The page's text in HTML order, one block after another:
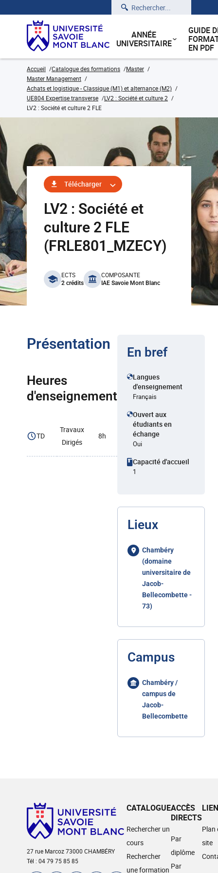
Rechercher
ANNÉE
UNIVERSITAIRE
GUIDE
EN PDF
Accueil Catalogue des formations
Master
Master Management
Achats et logistique - Classique (M1) et alternance (M2)
UE804 Expertise transverse
LV2 : Société et culture 2
LV2 : Société et culture 2 FLE
Télécharger
LV2 : Société et
culture 2 FLE
(FRLE801_MZECY)
benefits
ECTS
2 crédits
COMPOSANTE
IAE Savoie Mont Blanc
Présentation
Heures
d'enseignement
TD
Travaux
Dirigés
8h
En bref
Langues
d'enseignement
Français
Ouvert aux
étudiants en
échange
Oui
Capacité d'accueil
1
Lieux
Chambéry
(domaine
universitaire de
Jacob-
Bellecombette -
73)
Campus
Chambéry /
campus de
Jacob-
Bellecombette
27 rue Marcoz 73000 CHAMBÉRY
Tél : 04 79 75 85 85
CATALOGUE
Rechercher un
cours
Rechercher
une formation
ACCÈS
DIRECTS
Par
diplôme
Par
Plan
site